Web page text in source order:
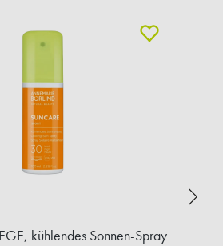
kühlendes Sonnen-Spray